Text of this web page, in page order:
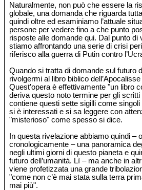
Naturalmente, non può che essere la
globale, una domanda che riguarda
quindi oltre ed esaminiamo l’attuale
persone per vedere fino a che punto
risposte alle domande qui. Dal punto di
stiamo affrontando una serie di crisi
riferisco alla guerra di Putin contro
Quando si tratta di domande sul futuro
rivolgermi al libro biblico
Quest’opera è effettivamente "un libro
deriva questo noto termine per gli
contiene questi sette sigilli come
si è interessati e si sa leggere con
"misterioso" come spesso si dice.
In questa rivelazione abbiamo quindi –
cronologicamente – una panoramica
negli ultimi giorni di questo pianeta e
futuro dell’umanità. Lì – ma anche in
viene profetizzata una grande
"come non c’è mai stata sulla terra
mai più".